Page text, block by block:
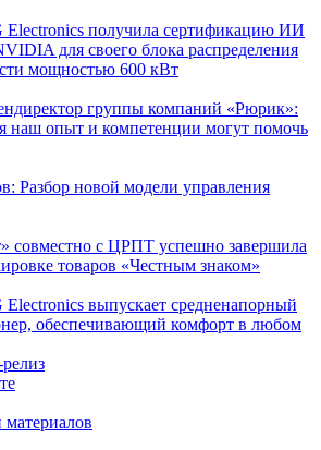
Electronics получила сертификацию ИИ
для своего блока распределения
мощностью 600 кВт
группы компаний «Рюрик»:
наш опыт и компетенции могут помочь
Разбор новой модели управления
совместно с ЦРПТ успешно завершила
товаров «Честным знаком»
выпускает средненапорный
обеспечивающий комфорт в любом